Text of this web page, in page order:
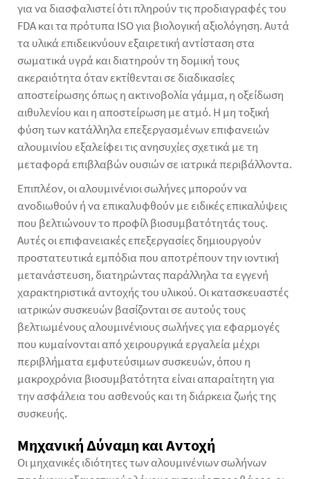
για να διασφαλιστεί ότι πληρούν τις προδιαγραφές του
FDA και τα πρότυπα ISO για βιολογική αξιολόγηση. Αυτά
τα υλικά επιδεικνύουν εξαιρετική αντίσταση στα
σωματικά υγρά και διατηρούν τη δομική τους
ακεραιότητα όταν εκτίθενται σε διαδικασίες
αποστείρωσης όπως η ακτινοβολία γάμμα, η οξείδωση
αιθυλενίου και η αποστείρωση με ατμό. Η μη τοξική
φύση των κατάλληλα επεξεργασμένων επιφανειών
αλουμινίου εξαλείφει τις ανησυχίες σχετικά με τη
μεταφορά επιβλαβών ουσιών σε ιατρικά περιβάλλοντα.
Επιπλέον, οι αλουμινένιοι σωλήνες μπορούν να
ανοδιωθούν ή να επικαλυφθούν με ειδικές επικαλύψεις
που βελτιώνουν το προφίλ βιοσυμβατότητάς τους.
Αυτές οι επιφανειακές επεξεργασίες δημιουργούν
προστατευτικά εμπόδια που αποτρέπουν την ιοντική
μετανάστευση, διατηρώντας παράλληλα τα εγγενή
χαρακτηριστικά αντοχής του υλικού. Οι κατασκευαστές
ιατρικών συσκευών βασίζονται σε αυτούς τους
βελτιωμένους αλουμινένιους σωλήνες για εφαρμογές
που κυμαίνονται από χειρουργικά εργαλεία μέχρι
περιβλήματα εμφυτεύσιμων συσκευών, όπου η
μακροχρόνια βιοσυμβατότητα είναι απαραίτητη για
την ασφάλεια του ασθενούς και τη διάρκεια ζωής της
συσκευής.
Μηχανική Δύναμη και Αντοχή
Οι μηχανικές ιδιότητες των αλουμινένιων σωλήνων